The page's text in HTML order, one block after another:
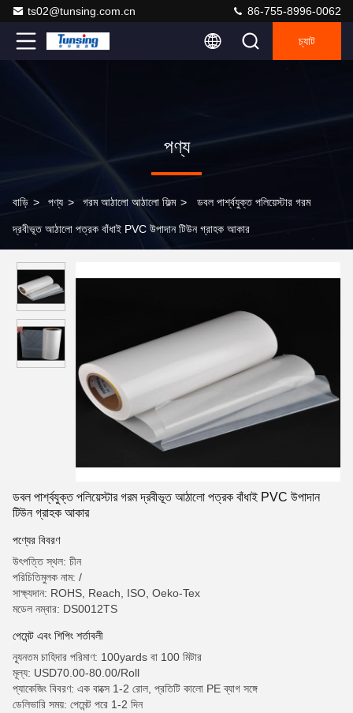
ts02@tunsing.com.cn 86-755-8996-0062
চ্যাট
পণ্য
বাড়ি > পণ্য > গরম আঠালো আঠালো ফিল্ম > ডবল পার্শ্বযুক্ত পলিয়েস্টার গরম
দ্রবীভূত আঠালো পত্রক বাঁধাই PVC উপাদান টিউন গ্রাহক আকার
ডবল পার্শ্বযুক্ত পলিয়েস্টার গরম দ্রবীভূত আঠালো পত্রক বাঁধাই PVC উপাদান
টিউন গ্রাহক আকার
পণ্যের বিবরণ
উৎপত্তি স্থল: চীন
পরিচিতিমুলক নাম: /
সাক্ষ্যদান: ROHS, Reach, ISO, Oeko-Tex
মডেল নম্বার: DS0012TS
পেমেন্ট এবং শিপিং শর্তাবলী
ন্যূনতম চাহিদার পরিমাণ: 100yards বা 100 মিটার
মূল্য: USD70.00-80.00/Roll
প্যাকেজিং বিবরণ: এক বাক্সে 1-2 রোল, প্রতিটি কালো PE ব্যাগ সঙ্গে
ডেলিভারি সময়: পেমেন্ট পরে 1-2 দিন